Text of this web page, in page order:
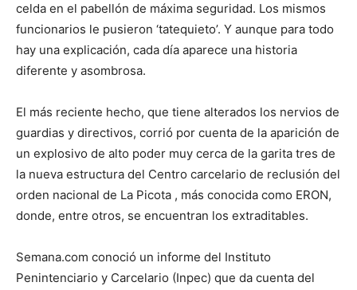
celda en el pabellón de máxima seguridad. Los mismos
funcionarios le pusieron ‘tatequieto’. Y aunque para todo
hay una explicación, cada día aparece una historia
diferente y asombrosa.
El más reciente hecho, que tiene alterados los nervios de
guardias y directivos, corrió por cuenta de la aparición de
un explosivo de alto poder muy cerca de la garita tres de
la nueva estructura del Centro carcelario de reclusión del
orden nacional de La Picota , más conocida como ERON,
donde, entre otros, se encuentran los extraditables.
Semana.com conoció un informe del Instituto
Penintenciario y Carcelario (Inpec) que da cuenta del